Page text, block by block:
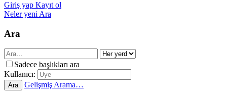
Giriş yap Kayıt ol
Neler yeni Ara
Ara
Sadece başlıkları ara
Kullanıcı:
Ara Gelişmiş Arama…